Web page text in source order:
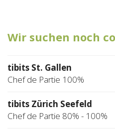
Login
Wir suchen noch
tibits St. Gallen
Chef de Partie 100%
tibits Zürich Seefeld
Chef de Partie 80% - 100%